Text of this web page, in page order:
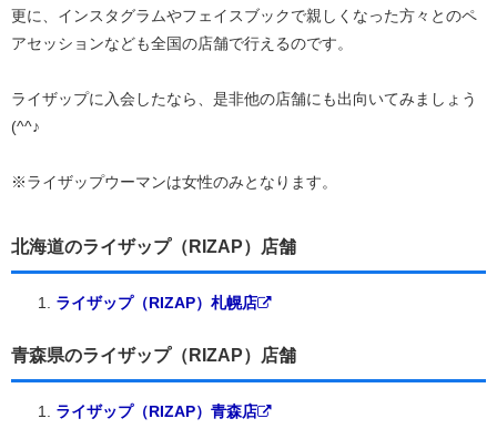
更に、インスタグラムやフェイスブックで親しくなった方々とのペ
アセッションなども全国の店舗で行えるのです。
ライザップに入会したなら、是非他の店舗にも出向いてみましょう
(^^♪
※ライザップウーマンは女性のみとなります。
北海道のライザップ（RIZAP）店舗
ライザップ（RIZAP）札幌店
青森県のライザップ（RIZAP）店舗
ライザップ（RIZAP）青森店